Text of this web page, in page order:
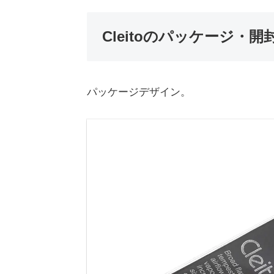
Cleitoのパッケージ・開
パッケージデザイン。